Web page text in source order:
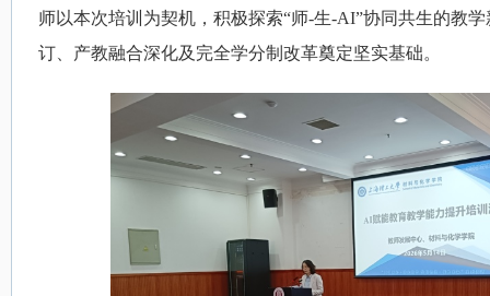
师以本次培训为契机，积极探索“师-生-AI”协同共生的教
订、产教融合深化及完全学分制改革奠定坚实基础。